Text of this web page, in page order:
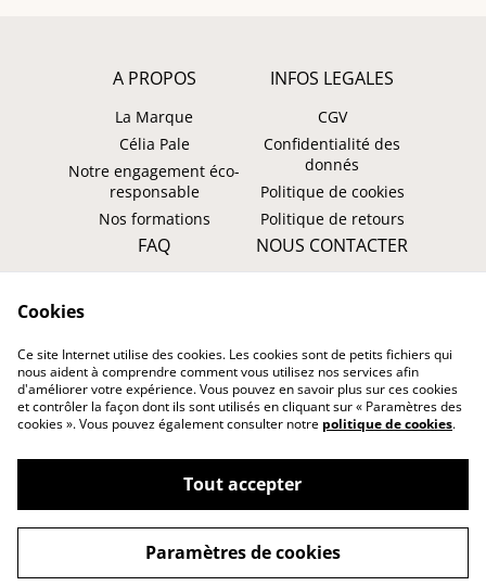
A PROPOS
La Marque
Célia Pale
Notre engagement éco-
responsable
Nos formations
INFOS LEGALES
CGV
Confidentialité des
donnés
Politique de cookies
Politique de retours
FAQ
Suivre ma commande
NOUS CONTACTER
@tombasana.fr
©2026TOMBASANA
powered by
Cookies
Ce site Internet utilise des cookies. Les cookies sont de petits fichiers qui
nous aident à comprendre comment vous utilisez nos services afin
d'améliorer votre expérience. Vous pouvez en savoir plus sur ces cookies
et contrôler la façon dont ils sont utilisés en cliquant sur « Paramètres des
cookies ». Vous pouvez également consulter notre politique de cookies.
Tout accepter
Paramètres de cookies